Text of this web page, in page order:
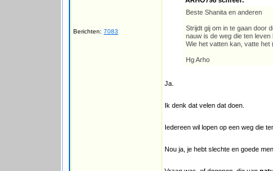
Berichten: 7083
Beste Shanita en anderen
Strijdt gij om in te gaan door
nauw is de weg die ten leven
Wie het vatten kan, vatte
Hg Arho
Ja.
Ik denk dat velen dat doen.
Iedereen wil lopen op een weg die
Nou ja, je hebt slechte en goede